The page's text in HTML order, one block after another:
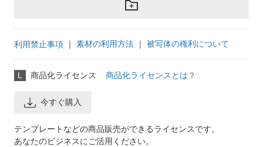
利用禁止事項 ｜ 素材の利用方法 ｜ 被写体の権利について
L 商品化ライセンス 商品化ライセンスとは？
今すぐ購入
テンプレートなどの商品販売ができるライセンスです。
あなたのビジネスにご活用ください。